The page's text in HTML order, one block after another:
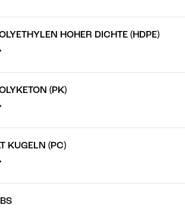
HOHER DICHTE (HDPE)
(PK)
KUGELN (PC)